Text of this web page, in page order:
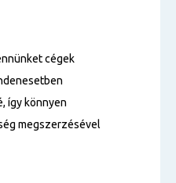
cégek
így könnyen
megszerzésével